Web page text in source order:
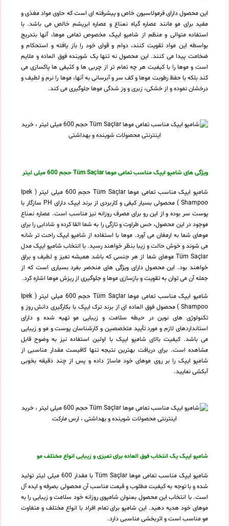
این محصول دارای فرمولاسیون خاص و پیشرفته ای است که حاوی مواد مغذی و
مفید برای مو مانند عصاره گیاه نعناع و عصاره ابریشم خالص می باشد. با
استفاده متوالی و منظم از شامپو ایپک مخصوص تمامی موها، آنها بتدریج
بواسطه این مواد تقویت کنند، دوام و قوای خود را باز یافته و استحکام و
ضخامت پیدا می کنند. این محصول نه تنها یک شوینده فوق العاده و ملایم
است و موها را با کیفیت هر چه تمام تر از چربی ها و کثیفی ها پاکسازی می
کند بلکه با حفظ رطوبت موها و کف سر و آبرسانی به آنها، موها را نرم و لطیف و
درخشان نموده و از خشکی، زبری و وز شدگی موها جلوگیری می کند.
ویژگی های شامپو ایپک مناسب تمامی موها Tüm Saçlar حجم 600 میلی لیتر
شامپو ایپک مناسب تمامی موها Tüm Saçlar حجم 600 میلی لیتر ( Ipek
Shampoo ) محصولی بسیار کیفی و کاربردی از برند ایپک دارای PH سازگار با
پوست سر بوده و از این رو برای مصرف روزانه نیز مناسب است. عصاره نعناع
موجود در این محصول، حس طراوت و تازگی را به شما القا کرده و شادابی را برای
موهای شما به ارمغان می آورد. موها با استفاده از شامپو ایپک راحت تر شانه
می شوند و خوش حالت و زیبا بنظر خواهند رسید. با انتخاب شامپو ایپک مدل
Tüm Saçlar موهای شما از هر جنسی که باشد همیشه تمیز و لطیف و براق
خواهند بود. این محصول دارای ویژگی های منحصر بفرد بسیاری است که از
جمله آن می توان به تقویت و بازسازی موها و جلوگیری از ریزش موها اشاره کرد.
شامپو ایپک مناسب تمامی موها Tüm Saçlar حجم 600 میلی لیتر ( Ipek
Shampoo ) محصول فوق العاده ای از برند ترک ایپک با بکارگیری دانش روز و
تکنولوژی های نوین در حیطه سلامت و زیبایی مو تهیه شده و دارای
استانداردهای لازم و مورد تأیید متخصصین و کارشناسان پوست و مو و زیبایی
می باشد. کیفیت بالای شامپو ایپک با اولین استفاده نیز به وضوح قابل
مشاهده است. برای دریافت بهترین نتیجه تنها کافیست مقدار مناسبی از
شامپو ایپک را بر روی موهای خود ماساژ داده و پس از چند دقیقه بخوبی
آبکشی نمایید.
شامپو ایپک یک انتخاب فوق العاده برای تمیزی و زیبایی انواع مختلف مو
شامپو ایپک مناسب تمامی موها Tüm Saçlar با مقدار 600 میلی لیتر تولید
شده و با توجه به کیفیت مطلوب و قیمت مناسب آن محصولی بصرفه و ایده آل
است. با انتخاب این محصول بعنوان شامپوی روزانه خود سلامت و زیبایی را به
موهای خود هدیه دهید. این شامپو برای تمام افراد با انواع مختلف و متفاوت
مو مناسب است و اثربخشی مناسبی دارد.